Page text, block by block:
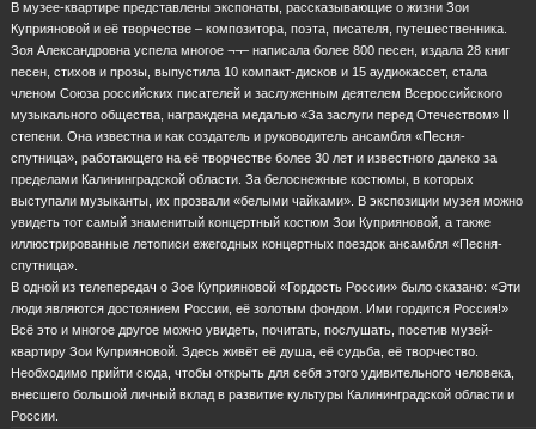
В музее-квартире представлены экспонаты, рассказывающие о жизни Зои
Куприяновой и её творчестве – композитора, поэта, писателя, путешественника.
Зоя Александровна успела многое ¬¬– написала более 800 песен, издала 28 книг
песен, стихов и прозы, выпустила 10 компакт-дисков и 15 аудиокассет, стала
членом Союза российских писателей и заслуженным деятелем Всероссийского
музыкального общества, награждена медалью «За заслуги перед Отечеством» II
степени. Она известна и как создатель и руководитель ансамбля «Песня-
спутница», работающего на её творчестве более 30 лет и известного далеко за
пределами Калининградской области. За белоснежные костюмы, в которых
выступали музыканты, их прозвали «белыми чайками». В экспозиции музея можно
увидеть тот самый знаменитый концертный костюм Зои Куприяновой, а также
иллюстрированные летописи ежегодных концертных поездок ансамбля «Песня-
спутница».
В одной из телепередач о Зое Куприяновой «Гордость России» было сказано: «Эти
люди являются достоянием России, её золотым фондом. Ими гордится Россия!»
Всё это и многое другое можно увидеть, почитать, послушать, посетив музей-
квартиру Зои Куприяновой. Здесь живёт её душа, её судьба, её творчество.
Необходимо прийти сюда, чтобы открыть для себя этого удивительного человека,
внесшего большой личный вклад в развитие культуры Калининградской области и
России.